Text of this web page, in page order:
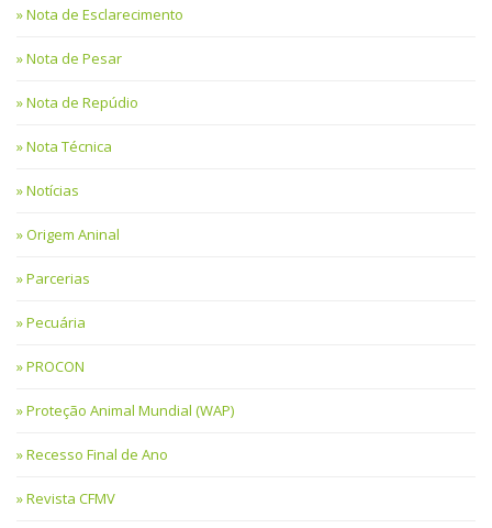
Nota de Esclarecimento
Nota de Pesar
Nota de Repúdio
Nota Técnica
Notícias
Origem Aninal
Parcerias
Pecuária
PROCON
Proteção Animal Mundial (WAP)
Recesso Final de Ano
Revista CFMV